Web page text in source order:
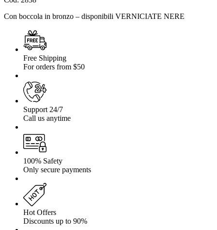
Con boccola in bronzo – disponibili VERNICIATE NERE
Free Shipping
For orders from $50
Support 24/7
Call us anytime
100% Safety
Only secure payments
Hot Offers
Discounts up to 90%